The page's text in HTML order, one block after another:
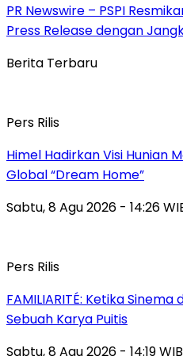
PR Newswire – PSPI
Press Release dengan
Berita Terbaru
Pers Rilis
Himel Hadirkan Visi Hunian
Global “Dream Home”
Sabtu, 8 Agu 2026 - 14:26
Pers Rilis
FAMILIARITÉ: Ketika
Sebuah Karya Puitis
Sabtu, 8 Agu 2026 - 14:19 WIB